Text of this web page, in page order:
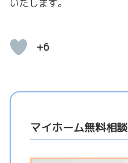
いたします。
+6
マイホーム無料相談